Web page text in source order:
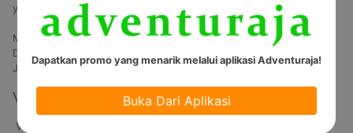
yang langsung mengarah ke puncak tertinggi Gunung Batur.
Minimal usia : 10 Tahun
Durasi kegiatan : 10 Jam
Video
Video Tidak Tersedia
Dapatkan promo yang menarik melalui aplikasi Adventuraja!
Buka Dari Aplikasi